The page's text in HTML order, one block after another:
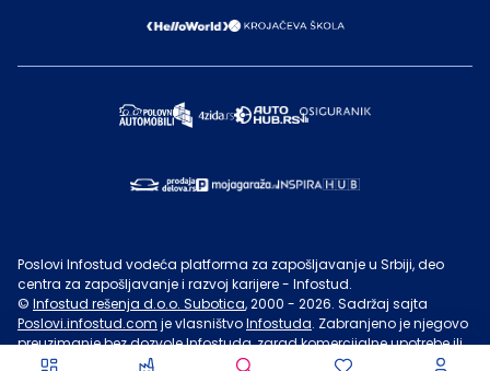
Poslovi Infostud vodeća platforma za zapošljavanje u Srbiji, deo
centra za zapošljavanje i razvoj karijere - Infostud.
© Infostud rešenja d.o.o. Subotica, 2000 - 2026. Sadržaj sajta
Poslovi.infostud.com je vlasništvoInfostuda. Zabranjeno je njegovo
preuzimanje bez dozvoleInfostuda, zarad komercijalne upotrebe ili
u druge svrhe, osim za lične potrebe posetilaca sajta.